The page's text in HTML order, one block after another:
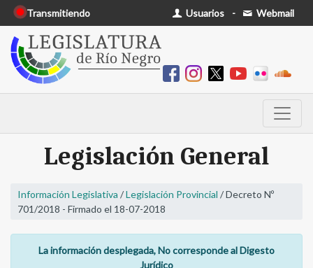
Transmitiendo Usuarios - Webmail
Legislación General
Información Legislativa /Legislación Provincial / Decreto Nº
701/2018 - Firmado el 18-07-2018
La información desplegada, No corresponde al Digesto
Jurídico